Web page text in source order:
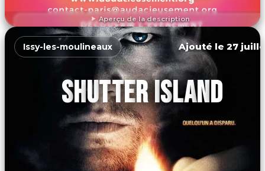
Aperçu de la description
DÉCOUVRIR L'ÉVÉNEMENT
Issy-les-moulineaux Ajouté le 27
SHUTTER ISLAND